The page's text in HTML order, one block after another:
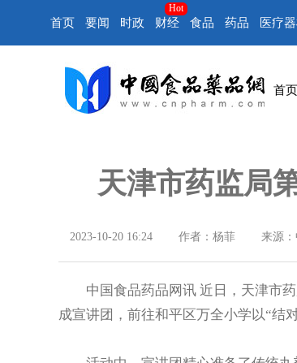
首页 要闻 时政 财经
Hot
食品 药品 医疗
首页
天津市药监局
2023-10-20 16:24 作者：杨菲 来源
中国食品药品网讯 近日，天津市药
成宣讲团，前往和平区万全小学以“结